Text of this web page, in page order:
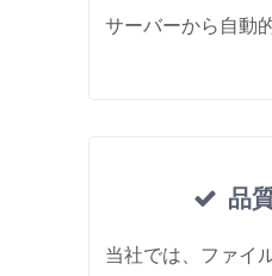
サーバーから自動
品
当社では、ファイ